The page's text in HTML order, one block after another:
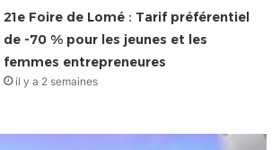
21e Foire de Lomé : Tarif préférentiel
de -70 % pour les jeunes et les
femmes entrepreneures
il y a 2 semaines